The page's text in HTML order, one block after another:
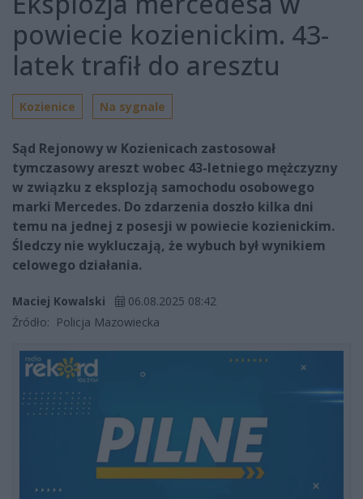
powiecie kozienickim. 43-
latek trafił do aresztu
Kozienice Na sygnale
Sąd Rejonowy w Kozienicach zastosował
tymczasowy areszt wobec 43-letniego mężczyzny
w związku z eksplozją samochodu osobowego
marki Mercedes. Do zdarzenia doszło kilka dni
temu na jednej z posesji w powiecie kozienickim.
Śledczy nie wykluczają, że wybuch był wynikiem
celowego działania.
Maciej Kowalski
06.08.2025 08:42
Źródło: Policja Mazowiecka